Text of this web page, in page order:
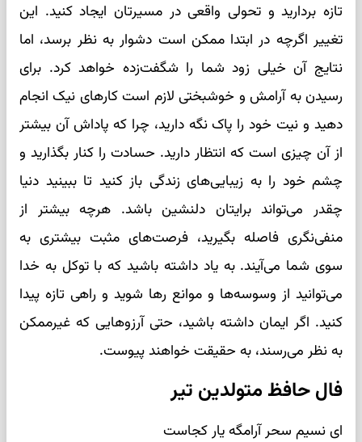
تازه بردارید و تحولی واقعی در مسیرتان ایجاد کنید. این
تغییر اگرچه در ابتدا ممکن است دشوار به نظر برسد، اما
نتایج آن خیلی زود شما را شگفت‌زده خواهد کرد. برای
رسیدن به آرامش و خوشبختی لازم است کارهای نیک انجام
دهید و نیت خود را پاک نگه دارید، چرا که پاداش آن بیشتر
از آن چیزی است که انتظار دارید. حسادت را کنار بگذارید و
چشم خود را به زیبایی‌های زندگی باز کنید تا ببینید دنیا
چقدر می‌تواند برایتان دلنشین باشد. هرچه بیشتر از
منفی‌نگری فاصله بگیرید، فرصت‌های مثبت بیشتری به
سوی شما می‌آیند. به یاد داشته باشید که با توکل به خدا
می‌توانید از وسوسه‌ها و موانع رها شوید و راهی تازه پیدا
کنید. اگر ایمان داشته باشید، حتی آرزوهایی که غیرممکن
به نظر می‌رسند، به حقیقت خواهند پیوست.
فال حافظ متولدین تیر
ای نسیم سحر آرامگه یار کجاست